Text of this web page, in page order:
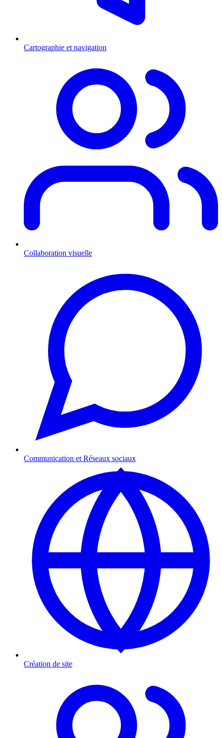
Cartographie et navigation
Collaboration visuelle
Communication et Réseaux sociaux
Création de site